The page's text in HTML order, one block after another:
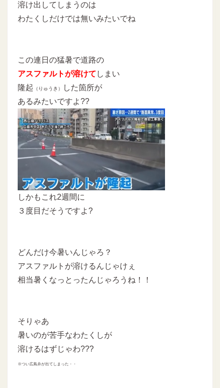
溶け出してしまうのは
わたくしだけでは無いみたいでね
この連日の猛暑で道路の
アスファルトが溶けて しまい
隆起 （りゅうき）
した箇所が
あるみたいですよ??
しかもこれ2週間に
３度目だそうですよ?
どんだけ今暑いんじゃろ？
アスファルトが溶けるんじゃけぇ
相当暑くなっとったんじゃろうね！！
そりゃあ
暑いのが苦手なわたくしが
溶けるはずじゃわ???
※つい広島弁が出てしまった・・